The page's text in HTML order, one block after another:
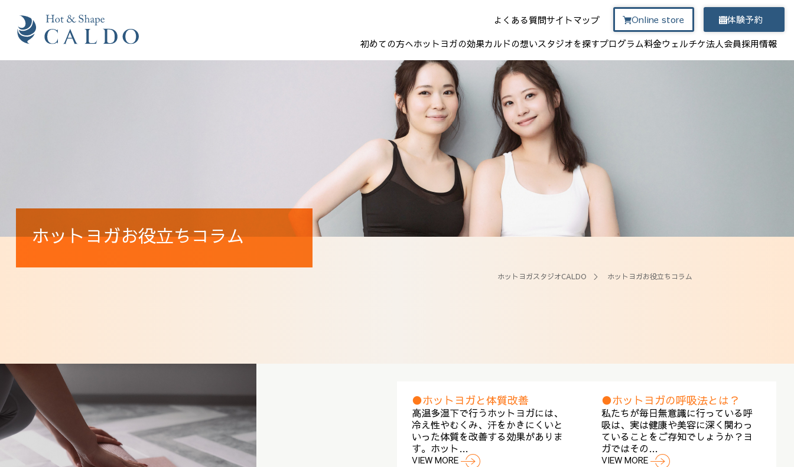
よくある質問サイトマップ
初めての方へホットヨガの効果カルドの想いスタジオを探すプログラム料金ウェルチケ法人会員採用情報
ホットヨガお役立ちコラム
ホットヨガスタジオCALDO ＞ ホットヨガお役立ちコラム
●ホットヨガと体質改善
高温多湿下で行うホットヨガには、
冷え性やむくみ、汗をかきにくいと
いった体質を改善する効果がありま
す。ホット…
VIEW MORE
●ホットヨガの呼吸法とは？
私たちが毎日無意識に行っている呼
吸は、実は健康や美容に深く関わっ
ていることをご存知でしょうか？ヨ
ガではその…
VIEW MORE
Online store 体験予約